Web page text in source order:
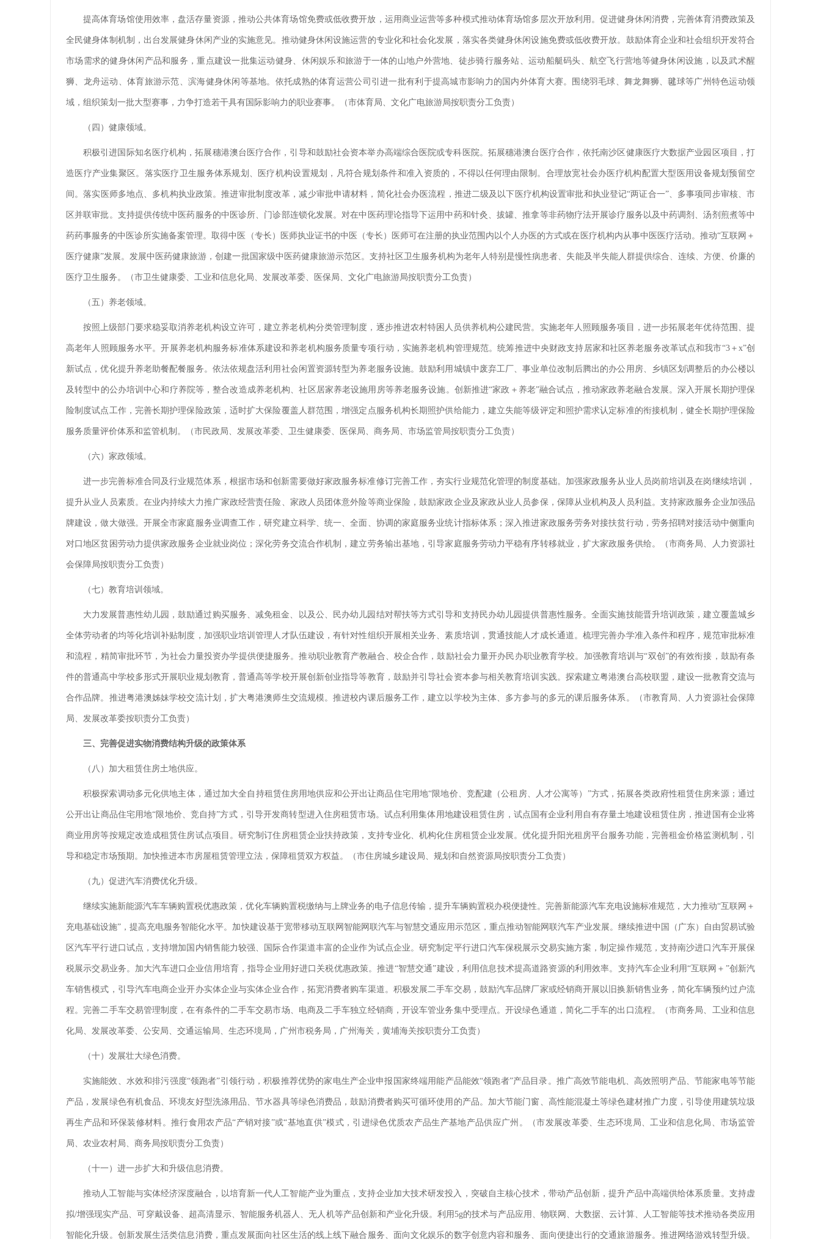
提高体育场馆使用效率，盘活存量资源，推动公共体育场馆免费或低收费开放，运用商业运营等多种模式推动体育场馆多层次开放利用。促进健身休闲消费，完善体育消费政策及
全民健身体制机制，出台发展健身休闲产业的实施意见。推动健身休闲设施运营的专业化和社会化发展，落实各类健身休闲设施免费或低收费开放。鼓励体育企业和社会组织开发符合
市场需求的健身休闲产品和服务，重点建设一批集运动健身、休闲娱乐和旅游于一体的山地户外营地、徒步骑行服务站、运动船艇码头、航空飞行营地等健身休闲设施，以及武术醒
狮、龙舟运动、体育旅游示范、滨海健身休闲等基地。依托成熟的体育运营公司引进一批有利于提高城市影响力的国内外体育大赛。围绕羽毛球、舞龙舞狮、毽球等广州特色运动领
域，组织策划一批大型赛事，力争打造若干具有国际影响力的职业赛事。（市体育局、文化广电旅游局按职责分工负责）
（四）健康领域。
积极引进国际知名医疗机构，拓展穗港澳台医疗合作，引导和鼓励社会资本举办高端综合医院或专科医院。拓展穗港澳台医疗合作，依托南沙区健康医疗大数据产业园区项目，打
造医疗产业集聚区。落实医疗卫生服务体系规划、医疗机构设置规划，凡符合规划条件和准入资质的，不得以任何理由限制。合理放宽社会办医疗机构配置大型医用设备规划预留空
间。落实医师多地点、多机构执业政策。推进审批制度改革，减少审批申请材料，简化社会办医流程，推进二级及以下医疗机构设置审批和执业登记“两证合一”、多事项同步审核、市
区并联审批。支持提供传统中医药服务的中医诊所、门诊部连锁化发展。对在中医药理论指导下运用中药和针灸、拔罐、推拿等非药物疗法开展诊疗服务以及中药调剂、汤剂煎煮等中
药药事服务的中医诊所实施备案管理。取得中医（专长）医师执业证书的中医（专长）医师可在注册的执业范围内以个人办医的方式或在医疗机构内从事中医医疗活动。推动“互联网＋
医疗健康”发展。发展中医药健康旅游，创建一批国家级中医药健康旅游示范区。支持社区卫生服务机构为老年人特别是慢性病患者、失能及半失能人群提供综合、连续、方便、价廉的
医疗卫生服务。（市卫生健康委、工业和信息化局、发展改革委、医保局、文化广电旅游局按职责分工负责）
（五）养老领域。
按照上级部门要求稳妥取消养老机构设立许可，建立养老机构分类管理制度，逐步推进农村特困人员供养机构公建民营。实施老年人照顾服务项目，进一步拓展老年优待范围、提
高老年人照顾服务水平。开展养老机构服务标准体系建设和养老机构服务质量专项行动，实施养老机构管理规范。统筹推进中央财政支持居家和社区养老服务改革试点和我市“3＋x”创
新试点，优化提升养老助餐配餐服务。依法依规盘活利用社会闲置资源转型为养老服务设施。鼓励利用城镇中废弃工厂、事业单位改制后腾出的办公用房、乡镇区划调整后的办公楼以
及转型中的公办培训中心和疗养院等，整合改造成养老机构、社区居家养老设施用房等养老服务设施。创新推进“家政＋养老”融合试点，推动家政养老融合发展。深入开展长期护理保
险制度试点工作，完善长期护理保险政策，适时扩大保险覆盖人群范围，增强定点服务机构长期照护供给能力，建立失能等级评定和照护需求认定标准的衔接机制，健全长期护理保险
服务质量评价体系和监管机制。（市民政局、发展改革委、卫生健康委、医保局、商务局、市场监管局按职责分工负责）
（六）家政领域。
进一步完善标准合同及行业规范体系，根据市场和创新需要做好家政服务标准修订完善工作，夯实行业规范化管理的制度基础。加强家政服务从业人员岗前培训及在岗继续培训，
提升从业人员素质。在业内持续大力推广家政经营责任险、家政人员团体意外险等商业保险，鼓励家政企业及家政从业人员参保，保障从业机构及人员利益。支持家政服务企业加强品
牌建设，做大做强。开展全市家庭服务业调查工作，研究建立科学、统一、全面、协调的家庭服务业统计指标体系；深入推进家政服务劳务对接扶贫行动，劳务招聘对接活动中侧重向
对口地区贫困劳动力提供家政服务企业就业岗位；深化劳务交流合作机制，建立劳务输出基地，引导家庭服务劳动力平稳有序转移就业，扩大家政服务供给。（市商务局、人力资源社
会保障局按职责分工负责）
（七）教育培训领域。
大力发展普惠性幼儿园，鼓励通过购买服务、减免租金、以及公、民办幼儿园结对帮扶等方式引导和支持民办幼儿园提供普惠性服务。全面实施技能晋升培训政策，建立覆盖城乡
全体劳动者的均等化培训补贴制度，加强职业培训管理人才队伍建设，有针对性组织开展相关业务、素质培训，贯通技能人才成长通道。梳理完善办学准入条件和程序，规范审批标准
和流程，精简审批环节，为社会力量投资办学提供便捷服务。推动职业教育产教融合、校企合作，鼓励社会力量开办民办职业教育学校。加强教育培训与“双创”的有效衔接，鼓励有条
件的普通高中学校多形式开展职业规划教育，普通高等学校开展创新创业指导等教育，鼓励并引导社会资本参与相关教育培训实践。探索建立粤港澳台高校联盟，建设一批教育交流与
合作品牌。推进粤港澳姊妹学校交流计划，扩大粤港澳师生交流规模。推进校内课后服务工作，建立以学校为主体、多方参与的多元的课后服务体系。（市教育局、人力资源社会保障
局、发展改革委按职责分工负责）
三、完善促进实物消费结构升级的政策体系
（八）加大租赁住房土地供应。
积极探索调动多元化供地主体，通过加大全自持租赁住房用地供应和公开出让商品住宅用地“限地价、竞配建（公租房、人才公寓等）”方式，拓展各类政府性租赁住房来源；通过
公开出让商品住宅用地“限地价、竞自持”方式，引导开发商转型进入住房租赁市场。试点利用集体用地建设租赁住房，试点国有企业利用自有存量土地建设租赁住房，推进国有企业将
商业用房等按规定改造成租赁住房试点项目。研究制订住房租赁企业扶持政策，支持专业化、机构化住房租赁企业发展。优化提升阳光租房平台服务功能，完善租金价格监测机制，引
导和稳定市场预期。加快推进本市房屋租赁管理立法，保障租赁双方权益。（市住房城乡建设局、规划和自然资源局按职责分工负责）
（九）促进汽车消费优化升级。
继续实施新能源汽车车辆购置税优惠政策，优化车辆购置税缴纳与上牌业务的电子信息传输，提升车辆购置税办税便捷性。完善新能源汽车充电设施标准规范，大力推动“互联网＋
充电基础设施”，提高充电服务智能化水平。加快建设基于宽带移动互联网智能网联汽车与智慧交通应用示范区，重点推动智能网联汽车产业发展。继续推进中国（广东）自由贸易试验
区汽车平行进口试点，支持增加国内销售能力较强、国际合作渠道丰富的企业作为试点企业。研究制定平行进口汽车保税展示交易实施方案，制定操作规范，支持南沙进口汽车开展保
税展示交易业务。加大汽车进口企业信用培育，指导企业用好进口关税优惠政策。推进“智慧交通”建设，利用信息技术提高道路资源的利用效率。支持汽车企业利用“互联网＋”创新汽
车销售模式，引导汽车电商企业开办实体企业与实体企业合作，拓宽消费者购车渠道。积极发展二手车交易，鼓励汽车品牌厂家或经销商开展以旧换新销售业务，简化车辆预约过户流
程。完善二手车交易管理制度，在有条件的二手车交易市场、电商及二手车独立经销商，开设车管业务集中受理点。开设绿色通道，简化二手车的出口流程。（市商务局、工业和信息
化局、发展改革委、公安局、交通运输局、生态环境局，广州市税务局，广州海关，黄埔海关按职责分工负责）
（十）发展壮大绿色消费。
实施能效、水效和排污强度“领跑者”引领行动，积极推荐优势的家电生产企业申报国家终端用能产品能效“领跑者”产品目录。推广高效节能电机、高效照明产品、节能家电等节能
产品，发展绿色有机食品、环境友好型洗涤用品、节水器具等绿色消费品，鼓励消费者购买可循环使用的产品。加大节能门窗、高性能混凝土等绿色建材推广力度，引导使用建筑垃圾
再生产品和环保装修材料。推行食用农产品“产销对接”或“基地直供”模式，引进绿色优质农产品生产基地产品供应广州。（市发展改革委、生态环境局、工业和信息化局、市场监管
局、农业农村局、商务局按职责分工负责）
（十一）进一步扩大和升级信息消费。
推动人工智能与实体经济深度融合，以培育新一代人工智能产业为重点，支持企业加大技术研发投入，突破自主核心技术，带动产品创新，提升产品中高端供给体系质量。支持虚
拟/增强现实产品、可穿戴设备、超高清显示、智能服务机器人、无人机等产品创新和产业化升级。利用5g的技术与产品应用、物联网、大数据、云计算、人工智能等技术推动各类应用
智能化升级。创新发展生活类信息消费，重点发展面向社区生活的线上线下融合服务、面向文化娱乐的数字创意内容和服务、面向便捷出行的交通旅游服务。推进网络游戏转型升级。